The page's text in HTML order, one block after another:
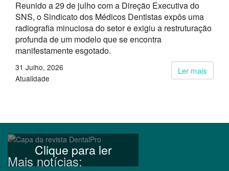
Reunido a 29 de julho com a Direção Executiva do
SNS, o Sindicato dos Médicos Dentistas expôs uma
radiografia minuciosa do setor e exigiu a restruturação
profunda de um modelo que se encontra
manifestamente esgotado.
Ler mais
31 Julho, 2026
Atualidade
Clique para ler
Mais notícias: